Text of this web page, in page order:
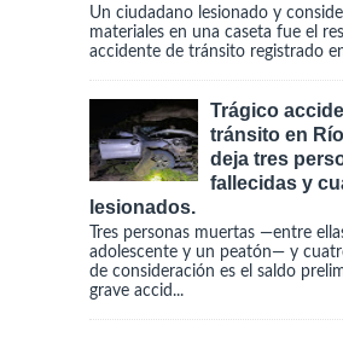
Un ciudadano lesionado y
materiales en una caseta fue el
accidente de tránsito registrado
Trágico
tránsito en
deja tres
fallecidas y
lesionados.
Tres personas muertas —entre
adolescente y un peatón— y
de consideración es el saldo
grave accid...